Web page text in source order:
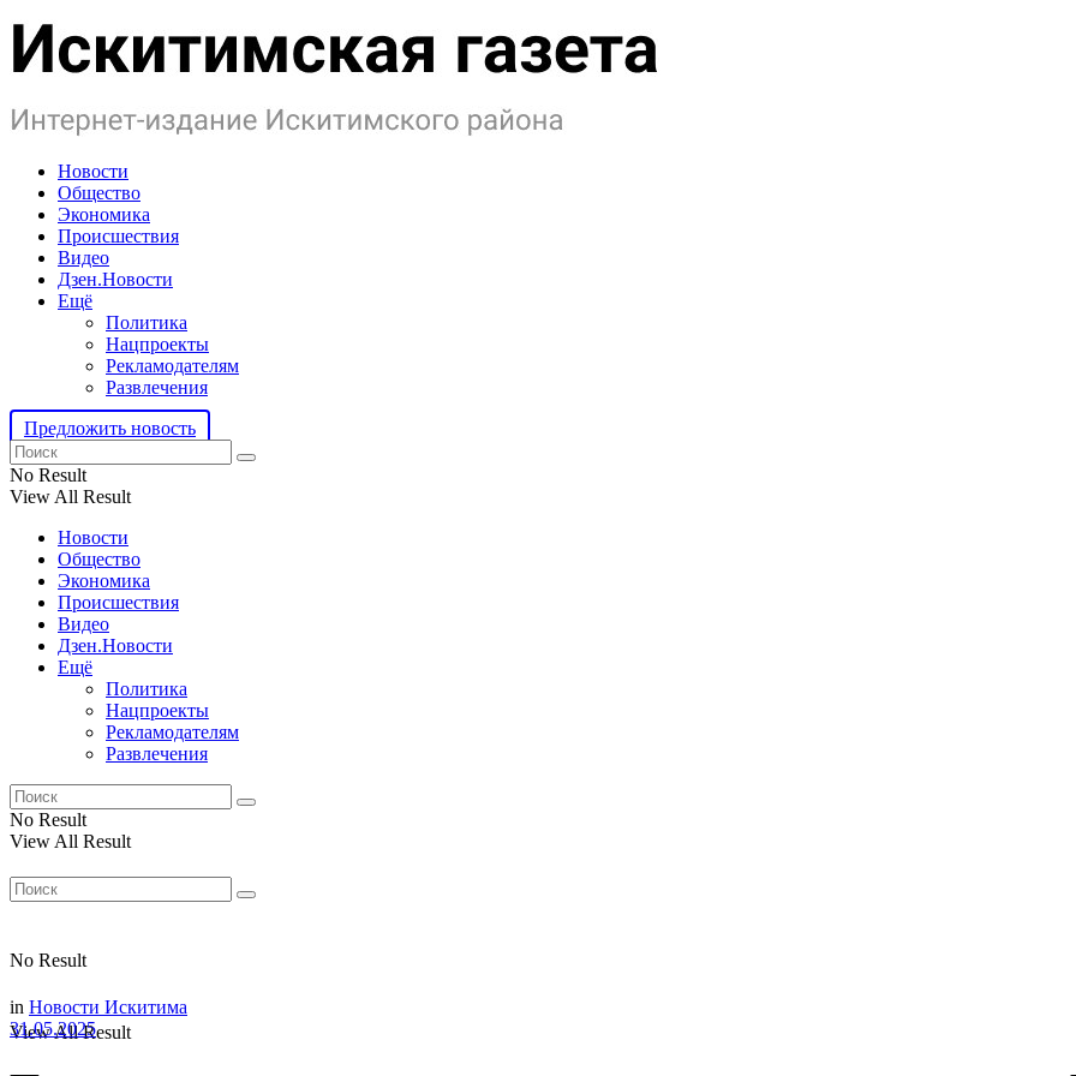
Новости
Общество
Экономика
Происшествия
Видео
Дзен.Новости
Ещё
Политика
Нацпроекты
Рекламодателям
Развлечения
Предложить новость
No Result
View All Result
Новости
Общество
Экономика
Происшествия
Видео
Дзен.Новости
Ещё
Политика
Нацпроекты
Рекламодателям
Развлечения
No Result
View All Result
No Result
View All Result
in Новости Искитима
31.05.2025